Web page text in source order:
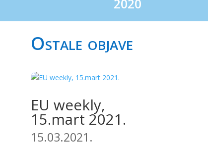
Ostale objave
EU weekly,
15.mart 2021.
15.03.2021.